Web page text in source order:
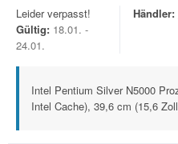
Leider verpasst!
Gültig: 18.01. -
24.01.
Händler:
Intel Pentium Silver N5000
Intel Cache), 39,6 cm (15,6